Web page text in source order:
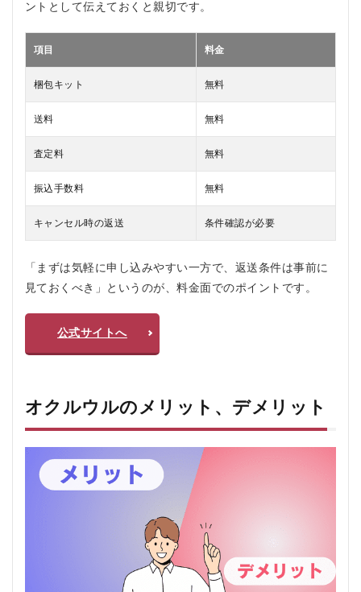
ントとして伝えておくと親切です。
項目 料金
梱包キット 無料
送料 無料
査定料 無料
振込手数料 無料
キャンセル時の返送 条件確認が必要
「まずは気軽に申し込みやすい一方で、返送条件は事前に
見ておくべき」というのが、料金面でのポイントです。
公式サイトへ
オクルウルのメリット、デメリット